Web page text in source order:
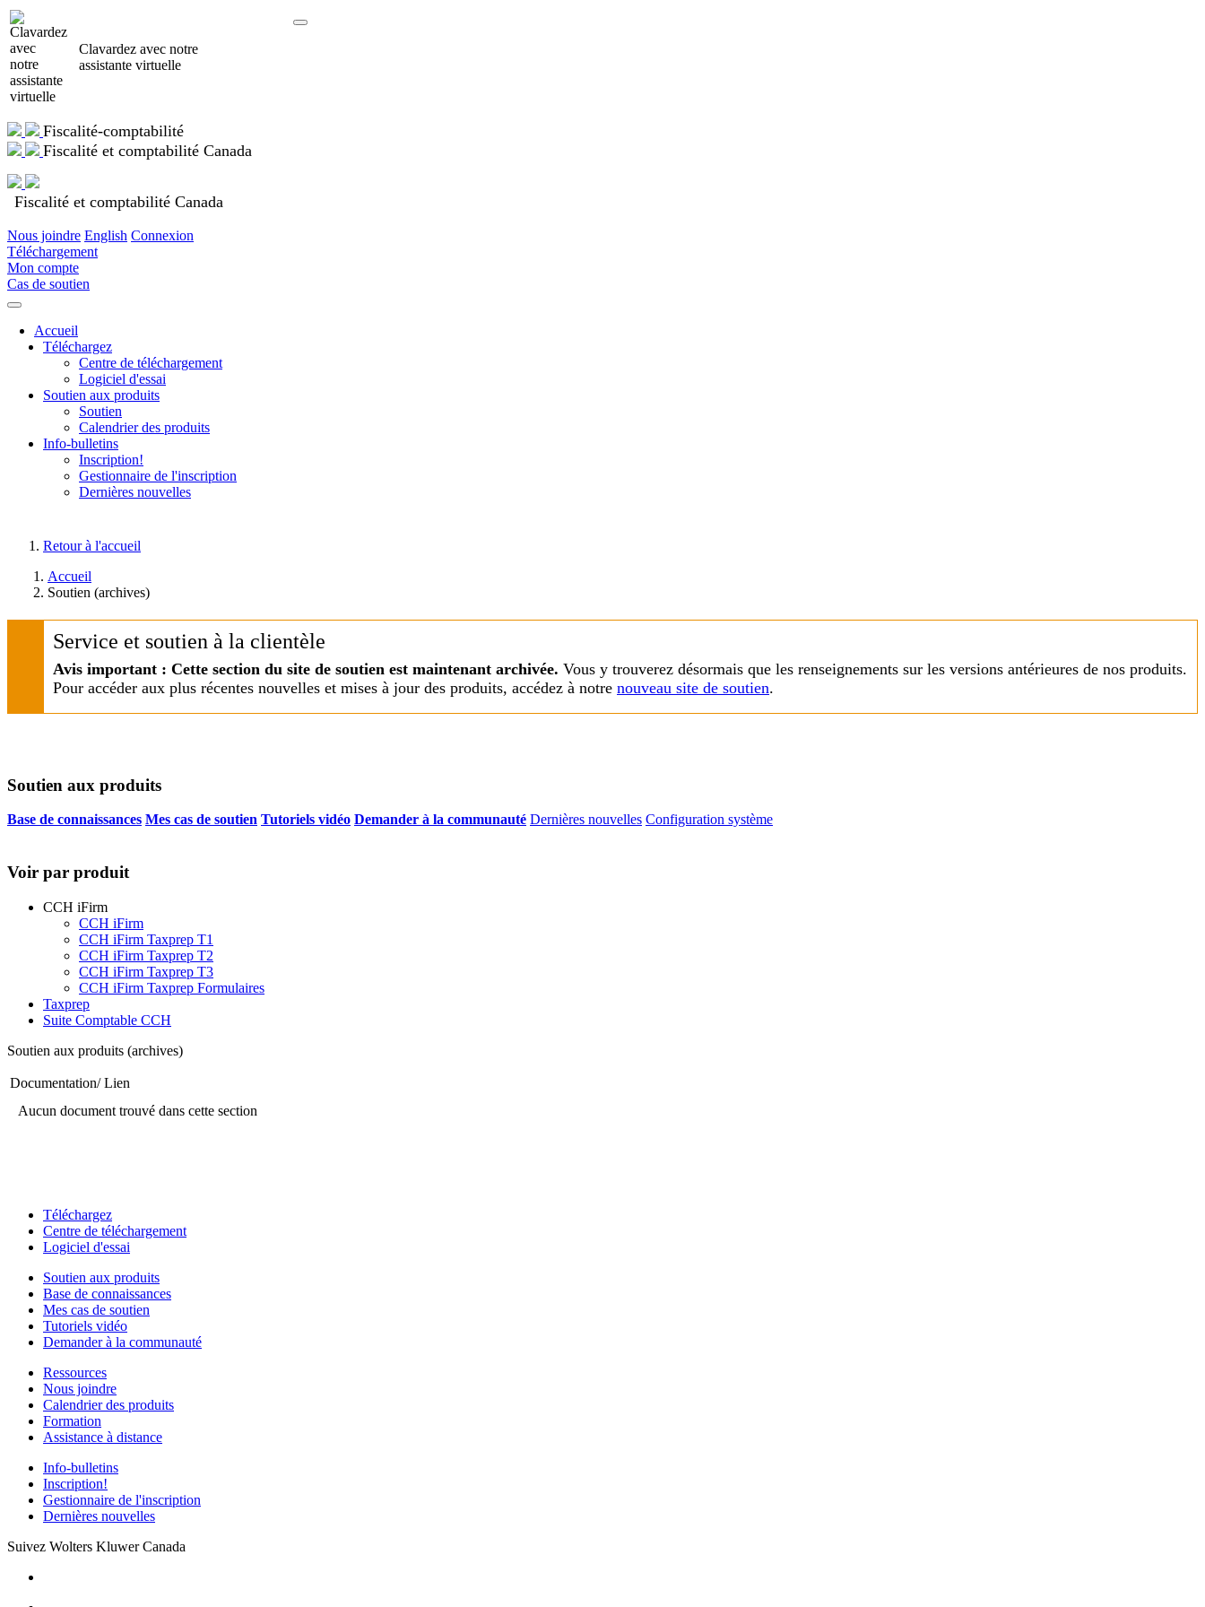
Clavardez avec notre
assistante virtuelle
Fiscalité-comptabilité
Fiscalité et comptabilité Canada
Fiscalité et comptabilité Canada
Nous joindre English Connexion
Téléchargement
Mon compte
Cas de soutien
Accueil
Téléchargez
Centre de téléchargement
Logiciel d'essai
Soutien aux produits
Soutien
Calendrier des produits
Info-bulletins
Inscription!
Gestionnaire de l'inscription
Dernières nouvelles
Retour à l'accueil
Accueil
Soutien (archives)
Service et soutien à la clientèle
Avis important : Cette section du site de soutien est maintenant archivée. Vous y trouverez désormais que les renseignements sur les versions antérieures de nos produits.
Pour accéder aux plus récentes nouvelles et mises à jour des produits, accédez à notre nouveau site de soutien.
Soutien aux produits
Base de connaissances Mes cas de soutien Tutoriels vidéo Demander à la communauté Dernières nouvelles Configuration système
Voir par produit
CCH iFirm
CCH iFirm
CCH iFirm Taxprep T1
CCH iFirm Taxprep T2
CCH iFirm Taxprep T3
CCH iFirm Taxprep Formulaires
Taxprep
Suite Comptable CCH
Soutien aux produits (archives)
Documentation/ Lien
Aucun document trouvé dans cette section
Téléchargez
Centre de téléchargement
Logiciel d'essai
Soutien aux produits
Base de connaissances
Mes cas de soutien
Tutoriels vidéo
Demander à la communauté
Ressources
Nous joindre
Calendrier des produits
Formation
Assistance à distance
Info-bulletins
Inscription!
Gestionnaire de l'inscription
Dernières nouvelles
Suivez Wolters Kluwer Canada